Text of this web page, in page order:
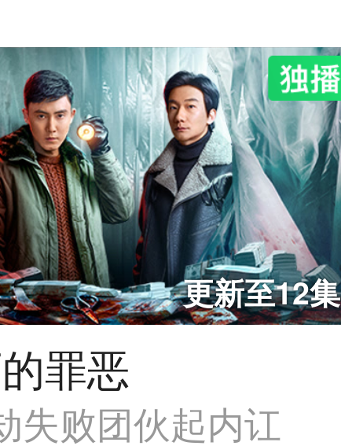
更新至12集
罪恶
失败团伙起内讧